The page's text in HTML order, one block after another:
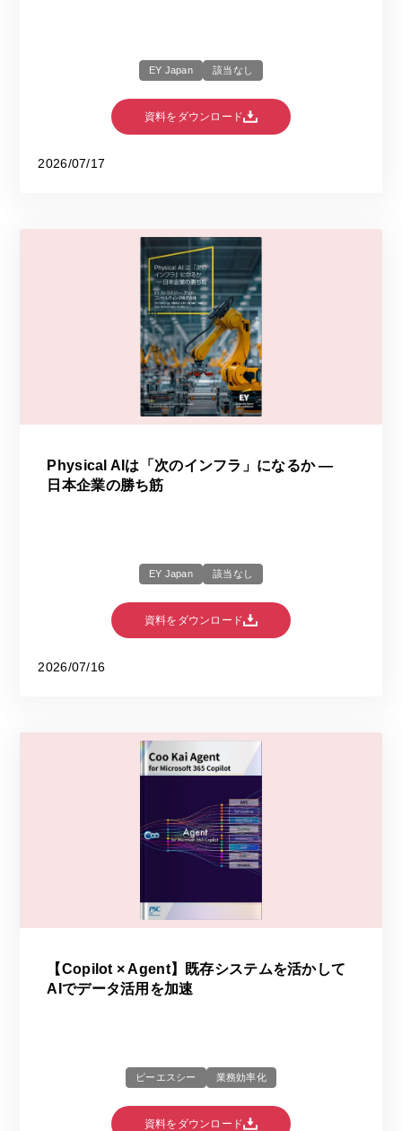
EY Japan 該当なし
資料をダウンロード
2026/07/17
Physical AIは「次のインフラ」になるか ―
日本企業の勝ち筋
EY Japan 該当なし
資料をダウンロード
2026/07/16
【Copilot × Agent】既存システムを活かして
AIでデータ活用を加速
ピーエスシー 業務効率化
資料をダウンロード